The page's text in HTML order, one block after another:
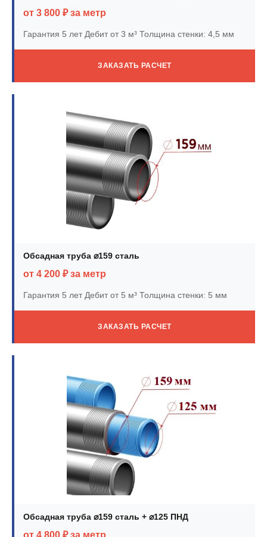
от 3 800 ₽ за метр
Гарантия 5 летДебит от 3 м³ Толщина стенки: 4,5 мм
ЗАКАЗАТЬ РАСЧЕТ
Обсадная труба ⌀159 сталь
от 4 200 ₽ за метр
Гарантия 5 летДебит от 5 м³ Толщина стенки: 5 мм
ЗАКАЗАТЬ РАСЧЕТ
Обсадная труба ⌀159 сталь + ⌀125 ПНД
от 4 800 ₽ за метр